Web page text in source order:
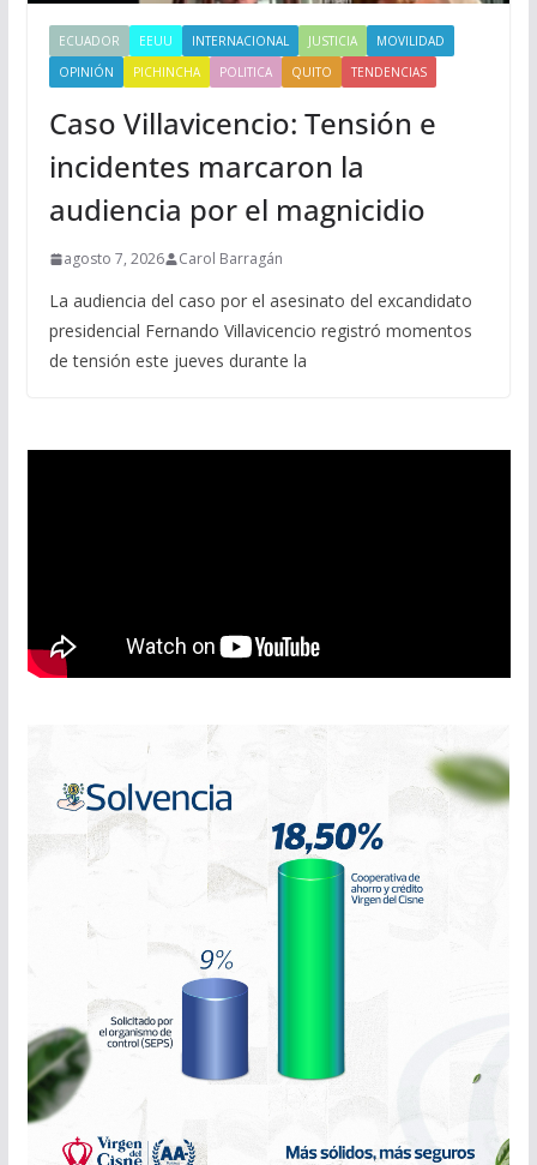
ECUADOR EEUU INTERNACIONAL JUSTICIA
MOVILIDAD
OPINIÓN
PICHINCHA POLITICA QUITO TENDENCIAS
Caso Villavicencio: Tensión e
incidentes marcaron la
audiencia por el magnicidio
agosto 7, 2026 Carol Barragán
La audiencia del caso por el asesinato del excandidato
presidencial Fernando Villavicencio registró momentos
de tensión este jueves durante la